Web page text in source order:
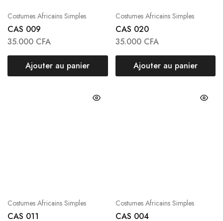
Costumes Africains Simples
CAS 009
35.000 CFA
Ajouter au panier
Costumes Africains Simples
CAS 020
35.000 CFA
Ajouter au panier
Costumes Africains Simples
CAS 011
Costumes Africains Simples
CAS 004